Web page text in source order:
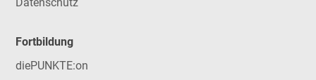
Fortbildung
diePUNKTE:on